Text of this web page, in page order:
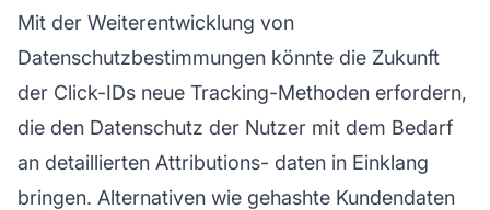
Mit der Weiterentwicklung von
Datenschutzbestimmungen könnte die Zukunft
der Click-IDs neue Tracking-Methoden erfordern,
die den Datenschutz der Nutzer mit dem Bedarf
an detaillierten Attributions- daten in Einklang
bringen. Alternativen wie gehashte Kundendaten